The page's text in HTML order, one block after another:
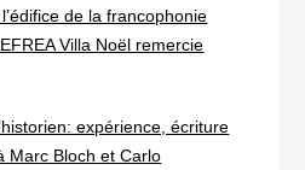
de la francophonie
Villa Noël remercie
expérience, écriture
Marc Bloch et Carlo